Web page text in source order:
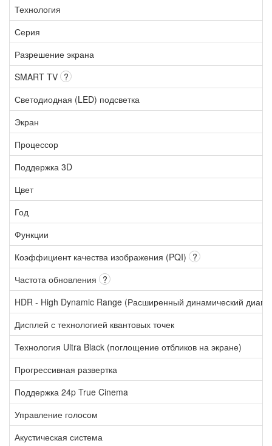
Технология
Серия
Разрешение экрана
SMART TV ?
Светодиодная (LED) подсветка
Экран
Процессор
Поддержка 3D
Цвет
Год
Функции
Коэффициент качества изображения (PQI) ?
Частота обновления ?
HDR - High Dynamic Range (Расширенный динамический
Дисплей с технологией квантовых точек
Технология Ultra Black (поглощение отбликов на экране)
Прогрессивная развертка
Поддержка 24p True Cinema
Управление голосом
Акустическая система